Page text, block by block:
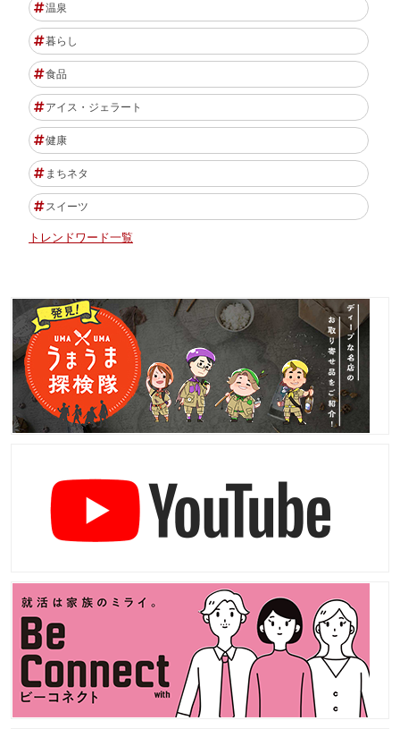
温泉
暮らし
食品
アイス・ジェラート
健康
まちネタ
スイーツ
トレンドワード一覧